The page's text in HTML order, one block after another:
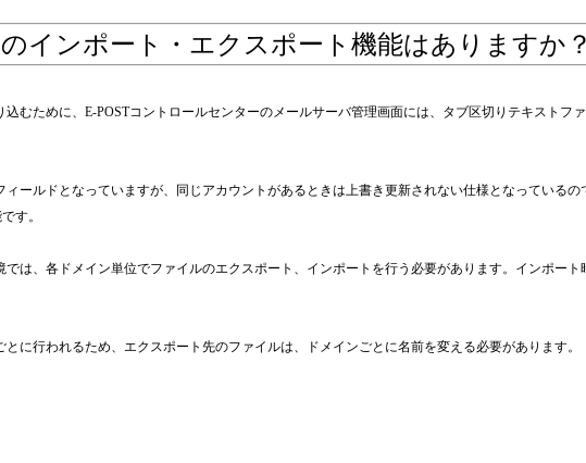
インポート・エクスポート機能はありますか？
むために、E-POSTコントロールセンターのメールサーバ管理画面には、タブ区切りテキスト
ールドとなっていますが、同じアカウントがあるときは上書き更新されない仕様となっている
す。
は、各ドメイン単位でファイルのエクスポート、インポートを行う必要があります。インポー
に行われるため、エクスポート先のファイルは、ドメインごとに名前を変える必要があります。